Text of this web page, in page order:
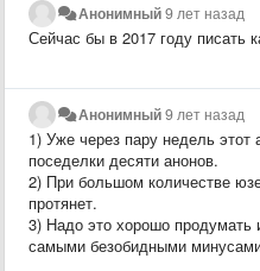
Анонимный9 лет назад
Сейчас бы в 2017 году писать
Анонимный9 лет назад
1) Уже через пару недель этот
поседелки десяти анонов.
2) При большом количестве
протянет.
3) Надо это хорошо продумать
самыми безобидными